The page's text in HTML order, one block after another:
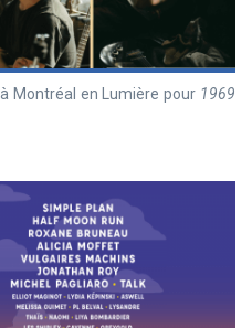
à Montréal en Lumière pour 1969